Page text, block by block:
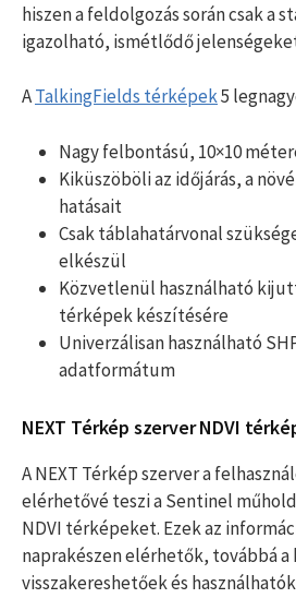
hiszen a feldolgozás során csak a
igazolható, ismétlődő
ATalkingFields térképek5
Nagy felbontású, 10×10
Kiküszöböli az időjárás, a
hatásait
Csak táblahatárvonal
elkészül
Közvetlenül használható
térképek készítésére
Univerzálisan használható
adatformátum
NEXT Térkép szerver NDVI
A NEXT Térkép szerver a
elérhetővé teszi a Sentinel
NDVI térképeket. Ezek az
naprakészen elérhetők, továbbá
visszakereshetőek és